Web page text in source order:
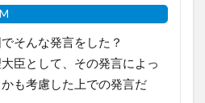
そんな発言をした？
臣として、その発言によっ
も考慮した上での発言だ